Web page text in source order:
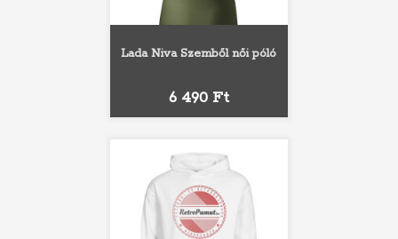
Lada Niva Szemből női póló
Ár
6 490 Ft